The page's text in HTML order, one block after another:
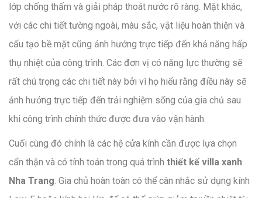
lớp chống thấm và giải pháp thoát nước rõ ràng. Mặt khác,
với các chi tiết tường ngoài, màu sắc, vật liệu hoàn thiện và
cấu tạo bề mặt cũng ảnh hưởng trực tiếp đến khả năng hấp
thụ nhiệt của công trình. Các đơn vị có năng lực thường sẽ
rất chú trọng các chi tiết này bởi vì họ hiểu rằng điều này sẽ
ảnh hưởng trực tiếp đến trải nghiệm sống của gia chủ sau
khi công trình chính thức được đưa vào vận hành.
Cuối cùng đó chính là các hệ cửa kính cần được lựa chọn
cẩn thận và có tính toán trong quá trình thiết kế villa xanh
Nha Trang . Gia chủ hoàn toàn có thể cân nhắc sử dụng kính